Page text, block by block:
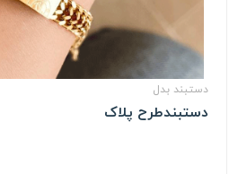
دستبند بدل
دستبندطرح پلاک